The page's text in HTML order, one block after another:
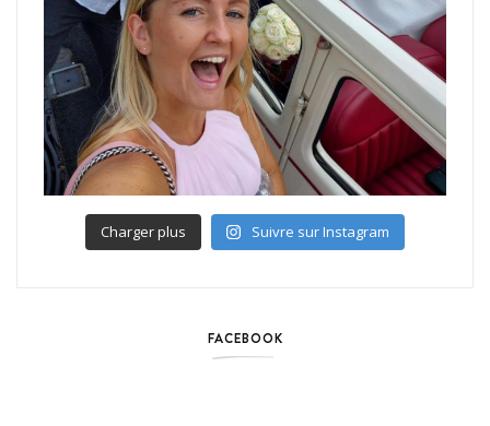
Charger plus Suivre sur Instagram
FACEBOOK